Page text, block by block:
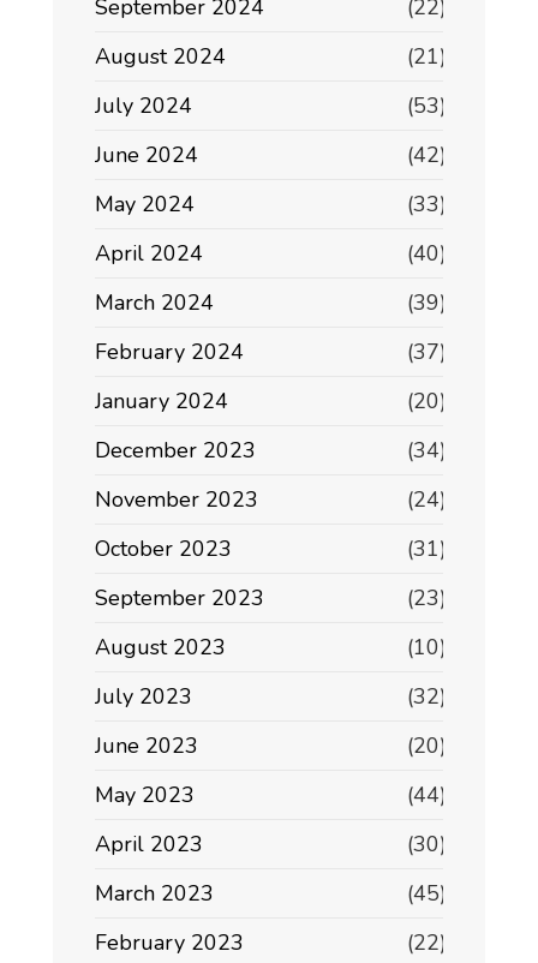
September 2024
(22)
August 2024
(21)
July 2024
(53)
June 2024
(42)
May 2024
(33)
April 2024
(40)
March 2024
(39)
February 2024
(37)
January 2024
(20)
December 2023
(34)
November 2023
(24)
October 2023
(31)
September 2023
(23)
August 2023
(10)
July 2023
(32)
June 2023
(20)
May 2023
(44)
April 2023
(30)
March 2023
(45)
February 2023
(22)